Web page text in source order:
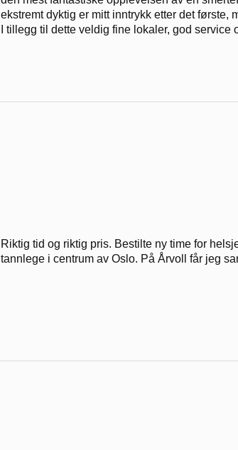
ekstremt dyktig er mitt inntrykk etter det første,
I tillegg til dette veldig fine lokaler, god service
Riktig tid og riktig pris. Bestilte ny time for
tannlege i centrum av Oslo. På Årvoll får jeg